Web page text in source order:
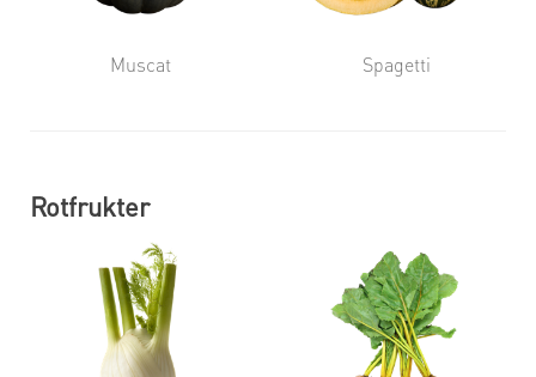
Muscat Spagetti
Rotfrukter